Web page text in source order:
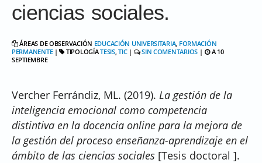
ciencias sociales.
ÁREAS DE OBSERVACIÓN EDUCACIÓN UNIVERSITARIA, FORMACIÓN
PERMANENTE| TIPOLOGÍATESIS,TIC| SIN COMENTARIOS|
A 10
SEPTIEMBRE
Vercher Ferrándiz, ML. (2019). La gestión de la
inteligencia emocional como competencia
distintiva en la docencia online para la mejora de
la gestión del proceso enseñanza-aprendizaje en el
ámbito de las ciencias sociales [Tesis doctoral ].